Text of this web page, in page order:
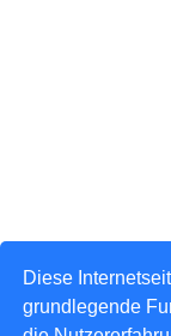
Diese
grundlegende